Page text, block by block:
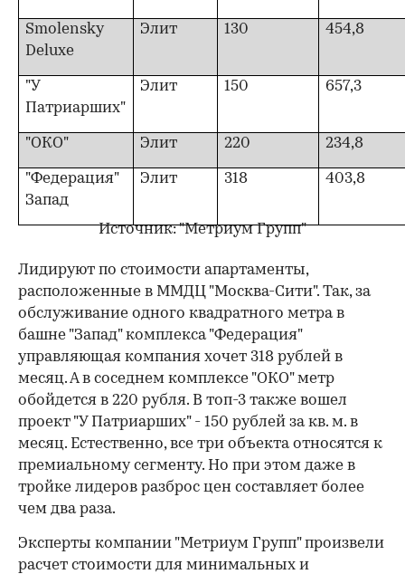
Smolensky
Deluxe
Элит 130 454,8
"У
Патриарших"
Элит 150 657,3
"ОКО" Элит 220 234,8
"Федерация"
Запад
Элит 318 403,8
Источник: "Метриум Групп"
Лидируют по стоимости апартаменты,
расположенные в ММДЦ "Москва-Сити". Так, за
обслуживание одного квадратного метра в
башне "Запад" комплекса "Федерация"
управляющая компания хочет 318 рублей в
месяц. А в соседнем комплексе "ОКО" метр
обойдется в 220 рубля. В топ-3 также вошел
проект "У Патриарших" - 150 рублей за кв. м. в
месяц. Естественно, все три объекта относятся к
премиальному сегменту. Но при этом даже в
тройке лидеров разброс цен составляет более
чем два раза.
Эксперты компании "Метриум Групп" произвели
расчет стоимости для минимальных и